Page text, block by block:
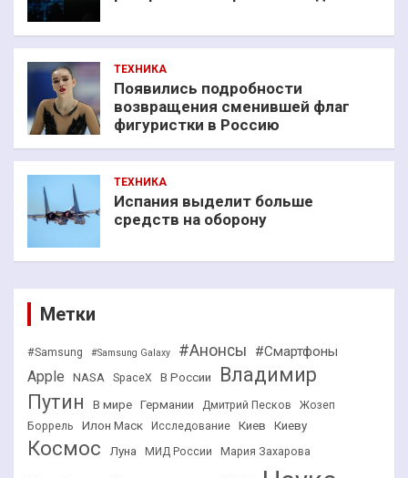
ТЕХНИКА
Появились подробности
возвращения сменившей флаг
фигуристки в Россию
ТЕХНИКА
Испания выделит больше
средств на оборону
Метки
#Samsung #Samsung Galaxy #Анонсы #Смартфоны
Apple NASA SpaceX В России
Владимир
Путин
В мире Германии Дмитрий Песков
Жозеп
Боррель
Илон Маск Исследование Киев Киеву
Космос Луна МИД России Мария Захарова